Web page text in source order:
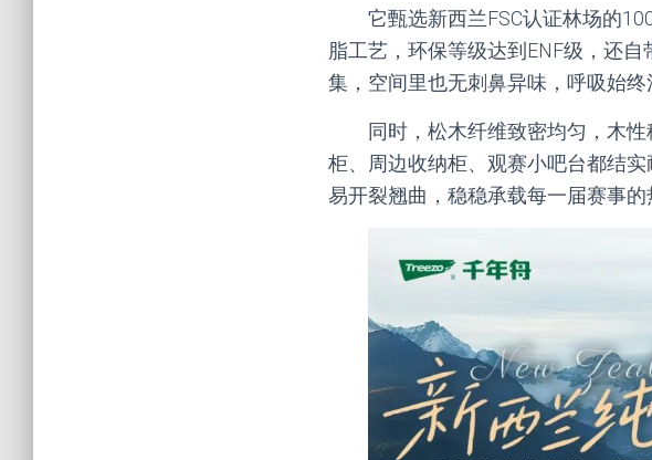
它甄选新西兰FSC认证林场的
脂工艺，环保等级达到ENF级，还
集，空间里也无刺鼻异味，呼吸始终
同时，松木纤维致密均匀，木
柜、周边收纳柜、观赛小吧台都结
易开裂翘曲，稳稳承载每一届赛事的